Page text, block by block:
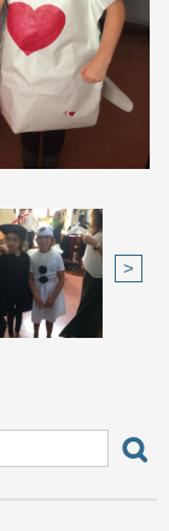
>